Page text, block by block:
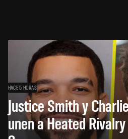
HACE 5 HORAS
Justice Smith y
unen a Heated